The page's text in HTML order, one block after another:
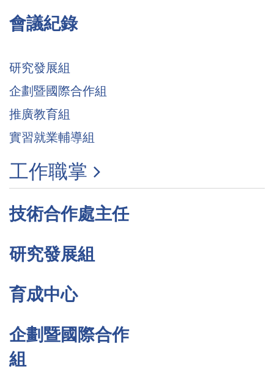
會議紀錄
研究發展組
企劃暨國際合作組
推廣教育組
實習就業輔導組
工作職掌
技術合作處主任
研究發展組
育成中心
企劃暨國際合作
組